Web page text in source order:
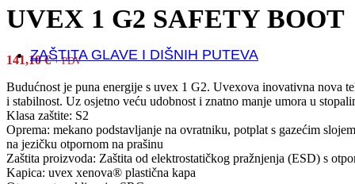
Vezice
ZAŠTITA GLAVE I DIŠNIH PUTEVA
Kacige
ZAŠTITA VIDA
Zaštitne naočale i viziri
UVEX 1 G2 SAFETY BOOT
141,10€ + PDV
Budućnost je puna energije s uvex 1 G2. Uvexova inovativna nova
i stabilnost. Uz osjetno veću udobnost i znatno manje umora u
Klasa zaštite: S2
Oprema: mekano podstavljanje na ovratniku, potplat s gazećim
na jezičku otpornom na prašinu
Zaštita proizvoda: Zaštita od elektrostatičkog pražnjenja (ESD) s
Kapica: uvex xenova® plastična kapa